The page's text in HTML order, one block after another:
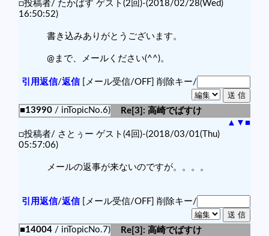
□投稿者/ たかばす ゲスト(2回)-(2018/02/28(Wed)
16:50:52)
書き込みありがとうございます。
@まで、メールください(^^)。
引用返信/返信[メール受信/OFF] 削除キー/
■13990 / inTopicNo.6)
Re[3]: 高崎でばすけ
▲ ▼ ■
□投稿者/ さとぅー ゲスト(4回)-(2018/03/01(Thu)
05:57:06)
メールの返事が来ないのですが。。。。
引用返信/返信[メール受信/OFF] 削除キー/
■14004 / inTopicNo.7)
Re[3]: 高崎でばすけ